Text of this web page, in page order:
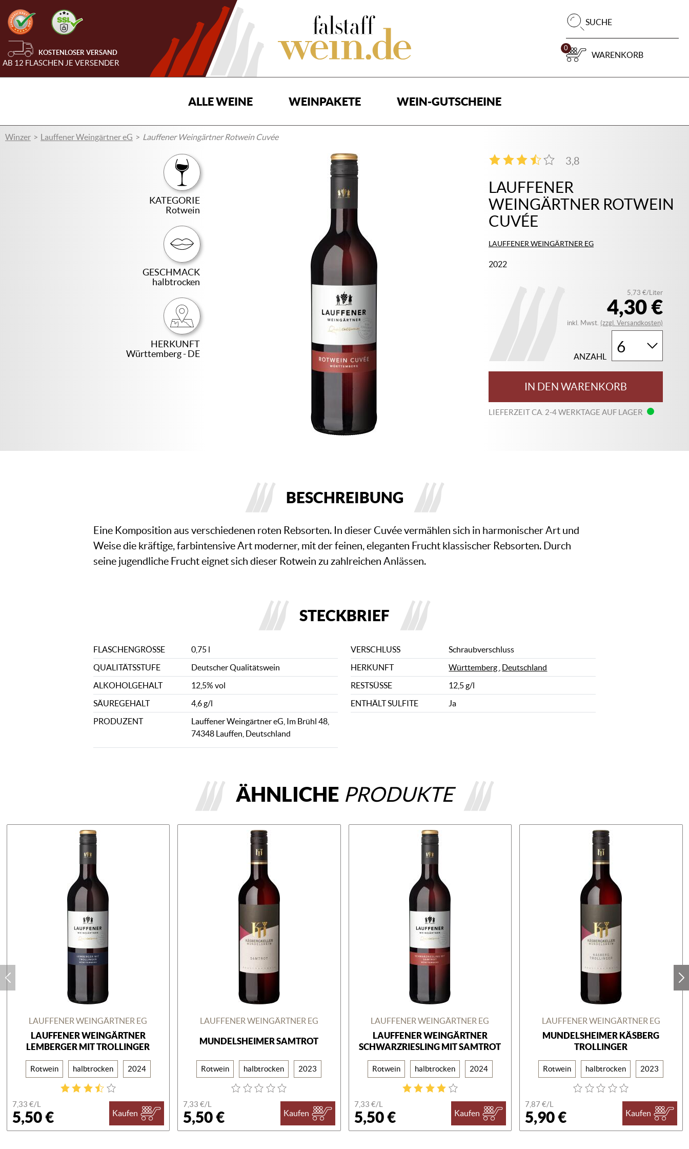
KOSTENLOSER VERSAND
AB 12 FLASCHEN JE VERSENDER
SUCHE
0
WARENKORB
ALLE WEINE WEINPAKETE WEIN-GUTSCHEINE
Winzer Lauffener Weingärtner eG Lauffener Weingärtner Rotwein Cuvée
KATEGORIE
Rotwein
GESCHMACK
halbtrocken
HERKUNFT
Württemberg - DE
LAUFFENER
WEINGÄRTNER ROTWEIN
CUVÉE
LAUFFENER WEINGÄRTNER EG
2022
3,8
4
4,30 €
5,73 €/Liter
inkl. Mwst. (zzgl. Versandkosten)
ANZAHL
IN DEN WARENKORB
LIEFERZEIT CA. 2-4 WERKTAGE AUF LAGER
BESCHREIBUNG
Eine Komposition aus verschiedenen roten Rebsorten. In dieser Cuvée vermählen sich in harmonischer Art und
Weise die kräftige, farbintensive Art moderner, mit der feinen, eleganten Frucht klassischer Rebsorten. Durch
seine jugendliche Frucht eignet sich dieser Rotwein zu zahlreichen Anlässen.
STECKBRIEF
FLASCHENGRÖSSE 0,75 l VERSCHLUSS
Schraubverschluss
QUALITÄTSSTUFE
Deutscher Qualitätswein HERKUNFT Württemberg Deutschland
ALKOHOLGEHALT
12,5% vol RESTSÜSSE
12,5 g/l
SÄUREGEHALT
4,6 g/l ENTHÄLT SULFITE
Ja
PRODUZENT
Lauffener Weingärtner eG, Im Brühl 48,
74348 Lauffen, Deutschland
ÄHNLICHE PRODUKTE
LAUFFENER WEINGÄRTNER EG
LAUFFENER WEINGÄRTNER
LEMBERGER MIT TROLLINGER
Rotwein halbtrocken 2024
7,33 €/L
5,50 € Kaufen
LAUFFENER WEINGÄRTNER EG
MUNDELSHEIMER SAMTROT
Rotwein halbtrocken 2023
7,33 €/L
5,50 € Kaufen
LAUFFENER WEINGÄRTNER EG
LAUFFENER WEINGÄRTNER
SCHWARZRIESLING MIT SAMTROT
Rotwein halbtrocken 2024
7,33 €/L
5,50 € Kaufen
LAUFFENER WEINGÄRTNER EG
MUNDELSHEIMER KÄSBERG
TROLLINGER
Rotwein halbtrocken 2023
7,87 €/L
5,90 € Kaufen